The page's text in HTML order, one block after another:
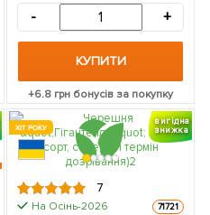
- +
КУПИТИ
+6.8 грн бонусів за покупку
вигідна
знижка
ХІТ РОКУ
7
На Осінь-2026 71721